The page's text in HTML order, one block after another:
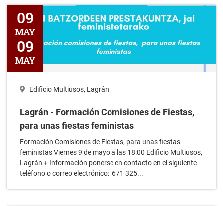
Lagrán - Formación Comisiones de Fiestas, para unas fiestas
09
MAY
09
MAY
Edificio Multiusos, Lagrán
Lagrán - Formación Comisiones de Fiestas,
para unas fiestas feministas
Formación Comisiones de Fiestas, para unas fiestas
feministas Viernes 9 de mayo a las 18:00 Edificio Multiusos,
Lagrán + Información ponerse en contacto en el siguiente
teléfono o correo electrónico: 671 325...